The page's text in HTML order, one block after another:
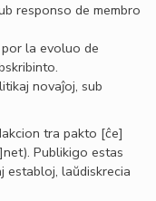
responso de membro
la evoluo de
novaĵoj, sub
tra pakto [ĉe]
. Publikigo estas
establoj, laŭdiskrecia